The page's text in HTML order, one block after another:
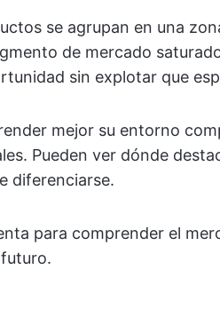
se agrupan en una
de mercado
sin explotar que
mejor su entorno
Pueden ver dónde
diferenciarse.
para comprender el